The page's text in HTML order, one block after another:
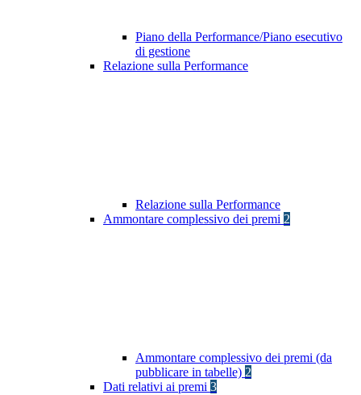
Piano della Performance/Piano esecutivo
di gestione
Relazione sulla Performance
Relazione sulla Performance
Ammontare complessivo dei premi 2
Ammontare complessivo dei premi (da
pubblicare in tabelle) 2
Dati relativi ai premi 3